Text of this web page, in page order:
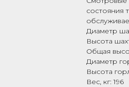
состояния
Диаметр
Высота
Общая
Диаметр
Высота
Вес, кг: 196